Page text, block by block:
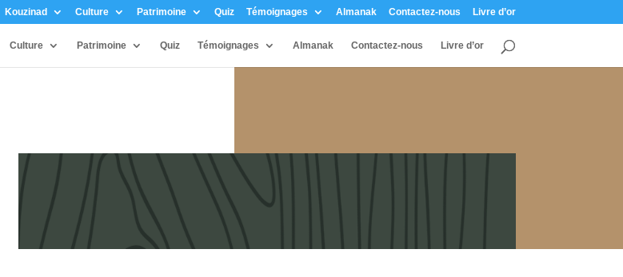
Kouzinad Culture Patrimoine Quiz Témoignages Almanak Contactez-nous Livre d’or
Culture Patrimoine Quiz Témoignages Almanak Contactez-nous Livre d’or